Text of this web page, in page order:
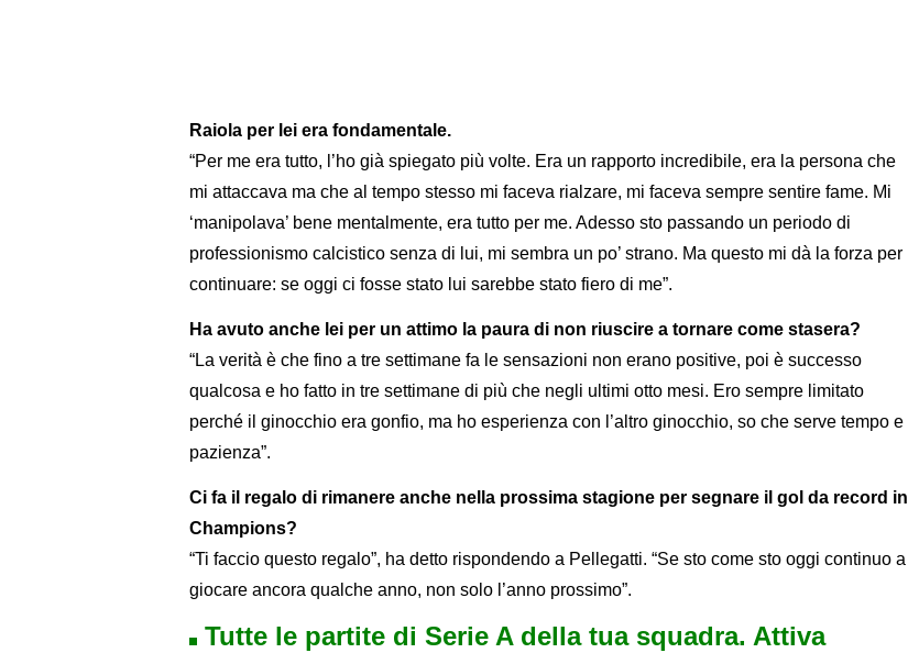
Raiola per lei era fondamentale.
“Per me era tutto, l’ho già spiegato più volte. Era un rapporto incredibile, era la persona che
mi attaccava ma che al tempo stesso mi faceva rialzare, mi faceva sempre sentire fame. Mi
‘manipolava’ bene mentalmente, era tutto per me. Adesso sto passando un periodo di
professionismo calcistico senza di lui, mi sembra un po’ strano. Ma questo mi dà la forza per
continuare: se oggi ci fosse stato lui sarebbe stato fiero di me”.
Ha avuto anche lei per un attimo la paura di non riuscire a tornare come stasera?
“La verità è che fino a tre settimane fa le sensazioni non erano positive, poi è successo
qualcosa e ho fatto in tre settimane di più che negli ultimi otto mesi. Ero sempre limitato
perché il ginocchio era gonfio, ma ho esperienza con l’altro ginocchio, so che serve tempo e
pazienza”.
Ci fa il regalo di rimanere anche nella prossima stagione per segnare il gol da record in
Champions?
“Ti faccio questo regalo”, ha detto rispondendo a Pellegatti. “Se sto come sto oggi continuo a
giocare ancora qualche anno, non solo l’anno prossimo”.
Tutte le partite di Serie A della tua squadra. Attiva